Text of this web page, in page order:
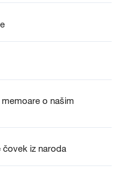
o našim
čovek iz naroda